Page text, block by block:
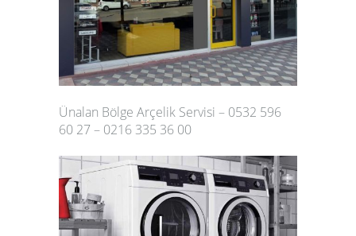
Ünalan Bölge Arçelik Servisi – 0532 596
60 27 – 0216 335 36 00